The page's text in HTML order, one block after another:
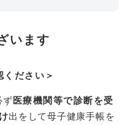
います
ください＞
ず医療機関等で診断を受
出をして母子健康手帳を